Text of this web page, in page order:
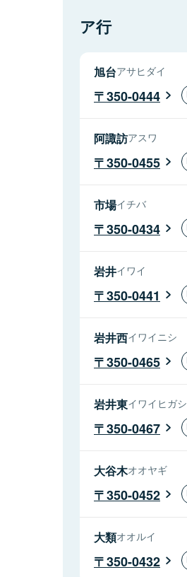
ア行
旭台アサヒダイ
350-0444
阿諏訪アスワ
350-0455
市場イチバ
350-0434
岩井イワイ
350-0441
岩井西イワイニシ
350-0465
岩井東イワイヒガシ
350-0467
大谷木オオヤギ
350-0452
大類オオルイ
350-0432